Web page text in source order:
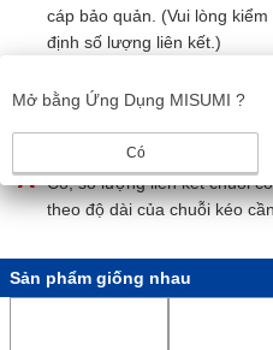
cáp bảo quản. (Vui lòng
định số lượng liên kết.)
Có thể tự do thêm hoặc
chuỗi kéo không?
Có, số lượng liên kết chuỗi
theo độ dài của chuỗi kéo
Sản phẩm giống nhau
Mở bằng Ứng Dụng MISUMI ?
Có